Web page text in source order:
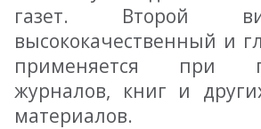
газет. Второй
высококачественный и
применяется при
журналов, книг и
материалов.